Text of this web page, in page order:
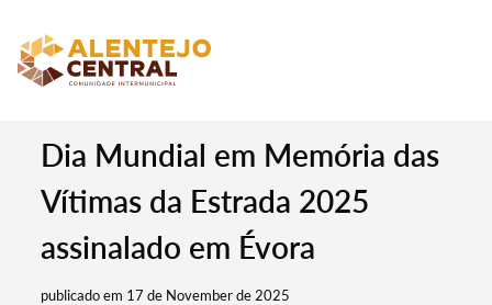
Dia Mundial em Memória das
Vítimas da Estrada 2025
assinalado em Évora
publicado em 17 de November de 2025